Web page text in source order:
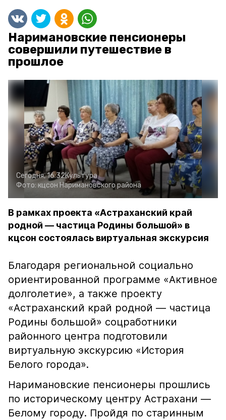
Наримановские пенсионеры
совершили путешествие в
прошлое
Сегодня, 16:32Культура
Фото: кцсон Наримановского района
В рамках проекта «Астраханский край
родной — частица Родины большой» в
кцсон состоялась виртуальная экскурсия
Благодаря региональной социально
ориентированной программе «Активное
долголетие», а также проекту
«Астраханский край родной — частица
Родины большой» соцработники
районного центра подготовили
виртуальную экскурсию «История
Белого города».
Наримановские пенсионеры прошлись
по историческому центру Астрахани —
Белому городу. Пройдя по старинным